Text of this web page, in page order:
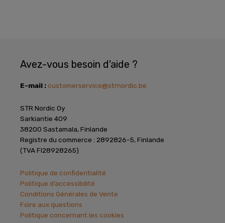
Avez-vous besoin d'aide ?
E-mail :customerservice@strnordic.be
STR Nordic Oy
Sarkiantie 409
38200 Sastamala, Finlande
Registre du commerce : 2892826-5, Finlande
(TVA FI28928265)
Politique de confidentialité
Politique d’accessibilité
Conditions Générales de Vente
Foire aux questions
Politique concernant les cookies